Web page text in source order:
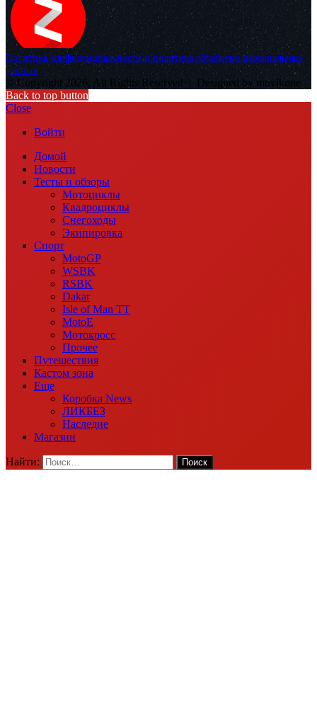
Политика конфиденциальности и политика обработки персональных
данных
© Copyright 2026, All Rights Reserved |
Designed by muvikone
Back to top button
Close
Войти
Домой
Новости
Тесты и обзоры
Мотоциклы
Квадроциклы
Снегоходы
Экипировка
Спорт
MotoGP
WSBK
RSBK
Dakar
Isle of Man TT
MotoE
Мотокросс
Прочее
Путешествия
Кастом зона
Еще
Коробка News
ЛИКБЕЗ
Наследие
Магазин
Найти: